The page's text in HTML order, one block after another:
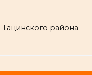
района